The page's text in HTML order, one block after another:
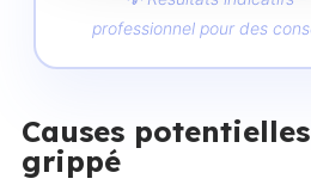
professionnel pour des
Causes
grippé